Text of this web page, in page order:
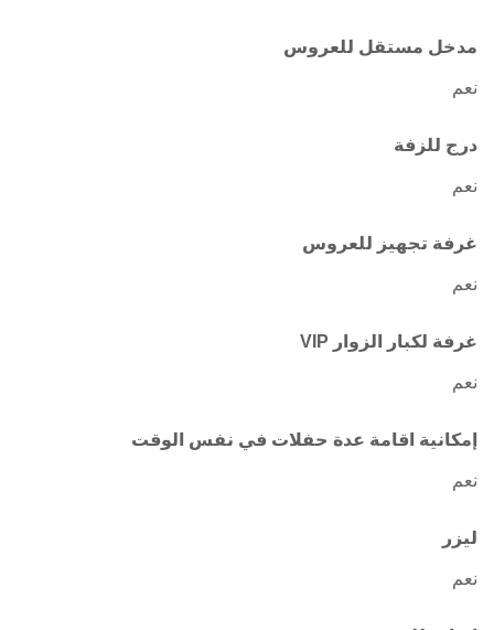
مدخل مستقل للعروس
نعم
درج للزفة
نعم
غرفة تجهيز للعروس
نعم
غرفة لكبار الزوار VIP
نعم
إمكانية اقامة عدة حفلات في نفس الوقت
نعم
ليزر
نعم